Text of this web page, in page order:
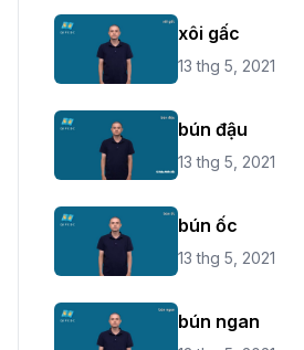
xôi gấc
13 thg 5, 2021
bún đậu
13 thg 5, 2021
bún ốc
13 thg 5, 2021
bún ngan